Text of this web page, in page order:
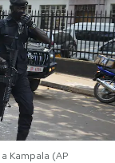
Kampala (AP